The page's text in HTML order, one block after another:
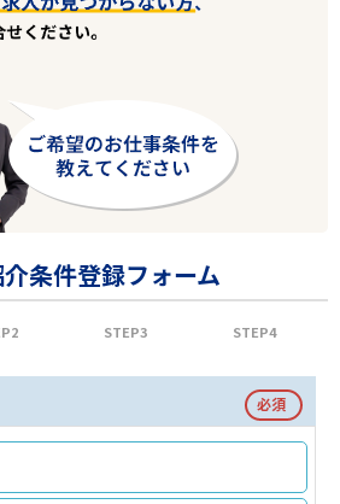
条件登録フォーム
STEP3 STEP4
必須